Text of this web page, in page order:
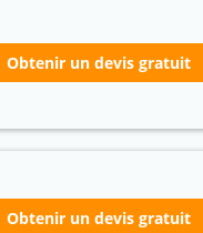
Obtenir un devis gratuit
Obtenir un devis gratuit